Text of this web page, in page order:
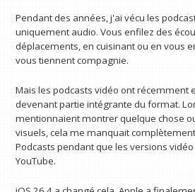
Pendant des années, j'ai vécu les
uniquement audio. Vous enfilez des
déplacements, en cuisinant ou en vous
vous tiennent compagnie.
Mais les podcasts vidéo ont récemment
devenant partie intégrante du format.
mentionnaient montrer quelque chose
visuels, cela me manquait
Podcasts pendant que les versions
YouTube.